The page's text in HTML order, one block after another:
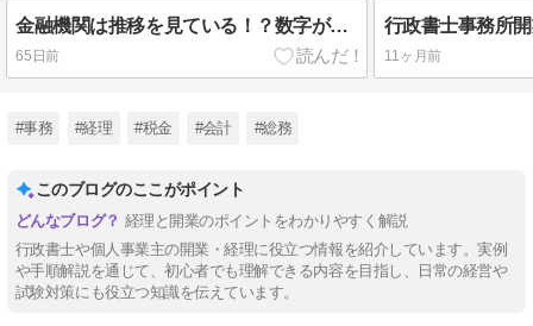
金融機関は推移を見ている！？数字が苦手な人はどうしたらよいのか。
65日前 11ヶ月前
#事務 #経理 #税金 #会計 #総務
このブログのここがポイント
経理と開業のポイントをわかりやすく解説
行政書士や個人事業主の開業・経理に役立つ情報を紹介しています。実例
や手順解説を通じて、初心者でも理解できる内容を目指し、日常の経営や
試験対策にも役立つ知識を伝えています。